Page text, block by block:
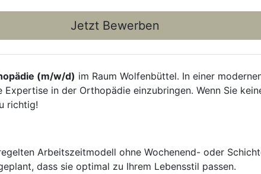
Jetzt Bewerben
(m/w/d) im Raum Wolfenbüttel. In einer
in der Orthopädie einzubringen. Wenn Sie
richtig!
Arbeitszeitmodell ohne Wochenend- oder
dass sie optimal zu Ihrem Lebensstil passen.